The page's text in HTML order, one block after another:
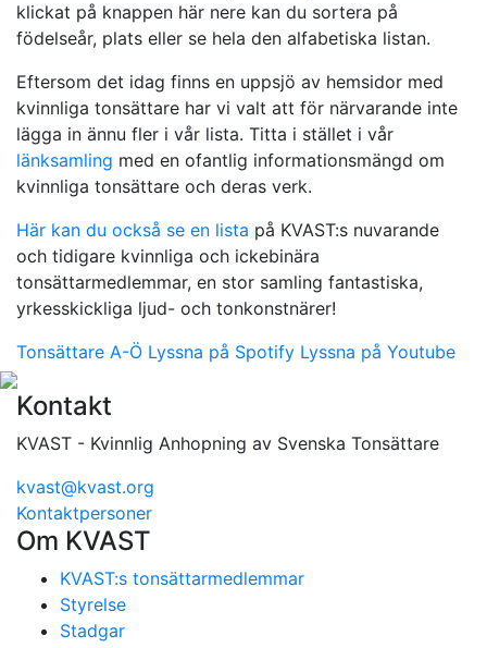
klickat på knappen här nere kan du sortera på
födelseår, plats eller se hela den alfabetiska listan.
Eftersom det idag finns en uppsjö av hemsidor med
kvinnliga tonsättare har vi valt att för närvarande inte
lägga in ännu fler i vår lista. Titta i stället i vår
länksamling med en ofantlig informationsmängd om
kvinnliga tonsättare och deras verk.
Här kan du också se en lista på KVAST:s nuvarande
och tidigare kvinnliga och ickebinära
tonsättarmedlemmar, en stor samling fantastiska,
yrkesskickliga ljud- och tonkonstnärer!
Tonsättare A-Ö Lyssna på Spotify Lyssna på Youtube
Kontakt
KVAST - Kvinnlig Anhopning av Svenska Tonsättare
kvast@kvast.org
Kontaktpersoner
Om KVAST
KVAST:s tonsättarmedlemmar
Styrelse
Stadgar